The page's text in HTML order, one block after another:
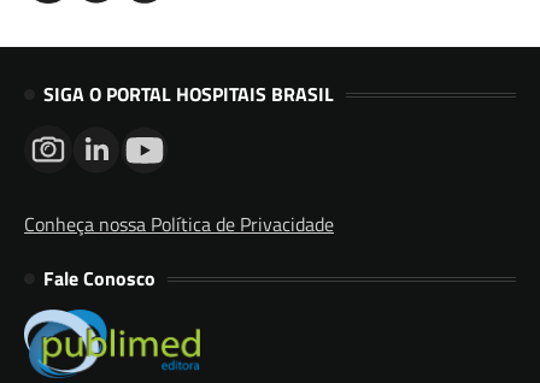
SIGA O PORTAL HOSPITAIS BRASIL
Conheça nossa Política de Privacidade
Fale Conosco